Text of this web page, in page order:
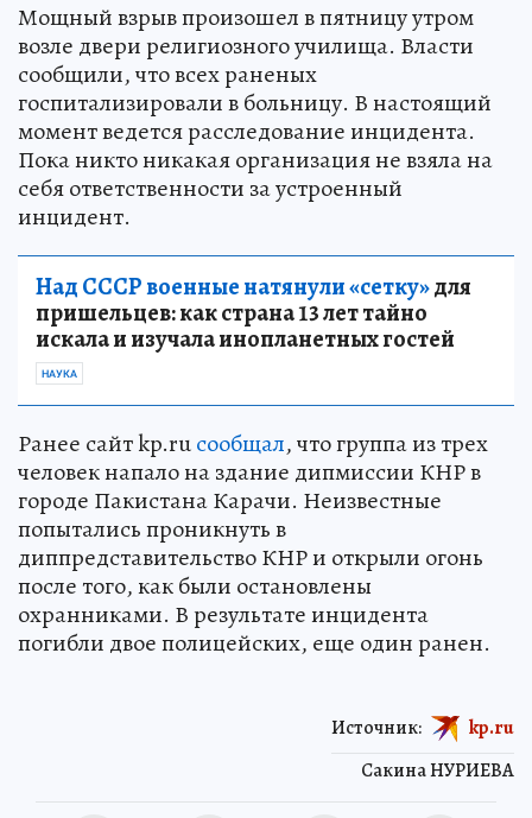
Мощный взрыв произошел в пятницу утром
возле двери религиозного училища. Власти
сообщили, что всех раненых
госпитализировали в больницу. В настоящий
момент ведется расследование инцидента.
Пока никто никакая организация не взяла на
себя ответственности за устроенный
инцидент.
Над СССР военные натянули «сетку»для
пришельцев: как страна 13 лет тайно
искала и изучала инопланетных гостей
НАУКА
Ранее сайт kp.ruсообщал, что группа из трех
человек напало на здание дипмиссии КНР в
городе Пакистана Карачи. Неизвестные
попытались проникнуть в
диппредставительство КНР и открыли огонь
после того, как были остановлены
охранниками. В результате инцидента
погибли двое полицейских, еще один ранен.
Сакина НУРИЕВА
Источник: kp.ru